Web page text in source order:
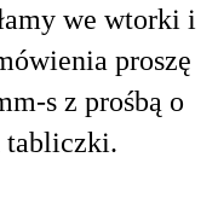
we wtorki i
proszę
s z prośbą o
tabliczki.